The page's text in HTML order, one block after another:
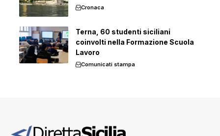
Cronaca
Terna, 60 studenti siciliani
coinvolti nella Formazione Scuola
Lavoro
Comunicati stampa